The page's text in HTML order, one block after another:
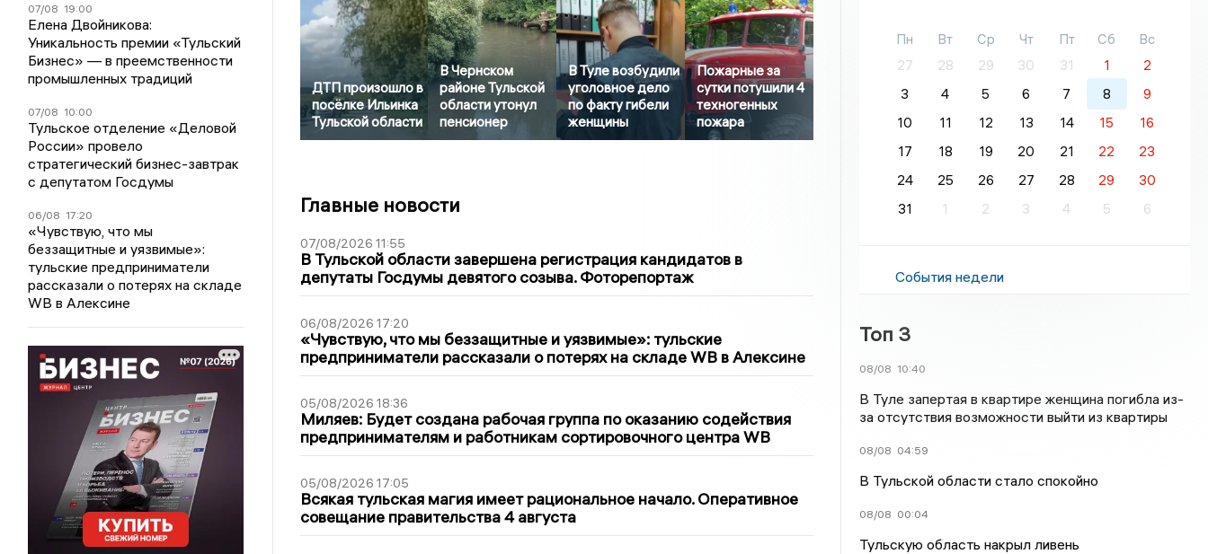
07/08 19:00
Елена Двойникова:
Уникальность премии «Тульский
Бизнес» — в преемственности
промышленных традиций
07/08 10:00
Тульское отделение «Деловой
России» провело
стратегический бизнес-завтрак
с депутатом Госдумы
06/08 17:20
«Чувствую, что мы
беззащитные и уязвимые»:
тульские предприниматели
рассказали о потерях на складе
WB в Алексине
ДТП произошло в
посёлке Ильинка
Тульской области
В Чернском
районе Тульской
области утонул
пенсионер
В Туле возбудили
уголовное дело
по факту гибели
женщины
Пожарные за
сутки потушили 4
техногенных
пожара
Главные новости
07/08/2026 11:55
В Тульской области завершена регистрация кандидатов в
депутаты Госдумы девятого созыва. Фоторепортаж
06/08/2026 17:20
«Чувствую, что мы беззащитные и уязвимые»: тульские
предприниматели рассказали о потерях на складе WB в Алексине
05/08/2026 18:36
Миляев: Будет создана рабочая группа по оказанию содействия
предпринимателям и работникам сортировочного центра WB
05/08/2026 17:05
Всякая тульская магия имеет рациональное начало. Оперативное
совещание правительства 4 августа
Пн Вт Ср Чт Пт Сб
Вс
27
28 29 30 31 1
2
3
4 5 6 7 8
9
10
11 12 13 14 15
16
17
18 19 20 21 22
23
24
25 26 27 28 29
30
31
1 2 3 4 5 6
События недели
Топ 3
08/08 10:40
В Туле запертая в квартире женщина погибла из-
за отсутствия возможности выйти из квартиры
08/08 04:59
В Тульской области стало спокойно
08/08 00:04
Тульскую область накрыл ливень